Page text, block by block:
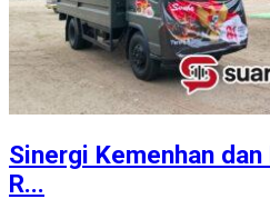
Sinergi Kemenhan
R...